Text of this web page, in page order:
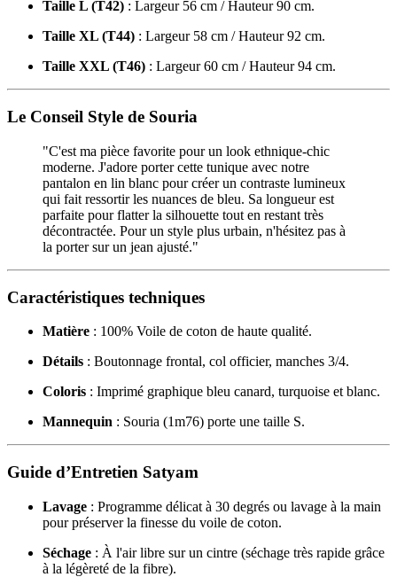
Taille L (T42) : Largeur 56 cm / Hauteur 90 cm.
Taille XL (T44) : Largeur 58 cm / Hauteur 92 cm.
Taille XXL (T46) : Largeur 60 cm / Hauteur 94 cm.
Le Conseil Style de Souria
"C'est ma pièce favorite pour un look ethnique-chic
moderne. J'adore porter cette tunique avec notre
pantalon en lin blanc pour créer un contraste lumineux
qui fait ressortir les nuances de bleu. Sa longueur est
parfaite pour flatter la silhouette tout en restant très
décontractée. Pour un style plus urbain, n'hésitez pas à
la porter sur un jean ajusté."
Caractéristiques techniques
Matière : 100% Voile de coton de haute qualité.
Détails : Boutonnage frontal, col officier, manches 3/4.
Coloris : Imprimé graphique bleu canard, turquoise et blanc.
Mannequin : Souria (1m76) porte une taille S.
Guide d’Entretien Satyam
Lavage : Programme délicat à 30 degrés ou lavage à la main
pour préserver la finesse du voile de coton.
Séchage : À l'air libre sur un cintre (séchage très rapide grâce
à la légèreté de la fibre).